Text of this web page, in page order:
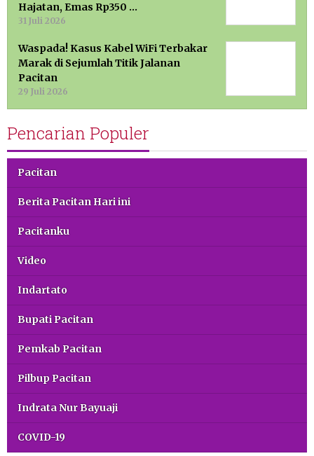
Hajatan, Emas Rp350 …
31 Juli 2026
Waspada! Kasus Kabel WiFi Terbakar
Marak di Sejumlah Titik Jalanan
Pacitan
29 Juli 2026
Pencarian Populer
Pacitan
Berita Pacitan Hari ini
Pacitanku
Video
Indartato
Bupati Pacitan
Pemkab Pacitan
Pilbup Pacitan
Indrata Nur Bayuaji
COVID-19